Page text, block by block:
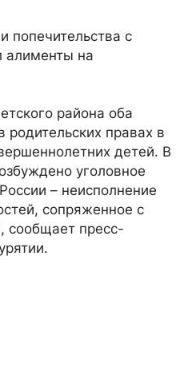
попечительства с
алименты на
района оба
родительских правах в
детей. В
уголовное
– неисполнение
сопряженное с
сообщает пресс-